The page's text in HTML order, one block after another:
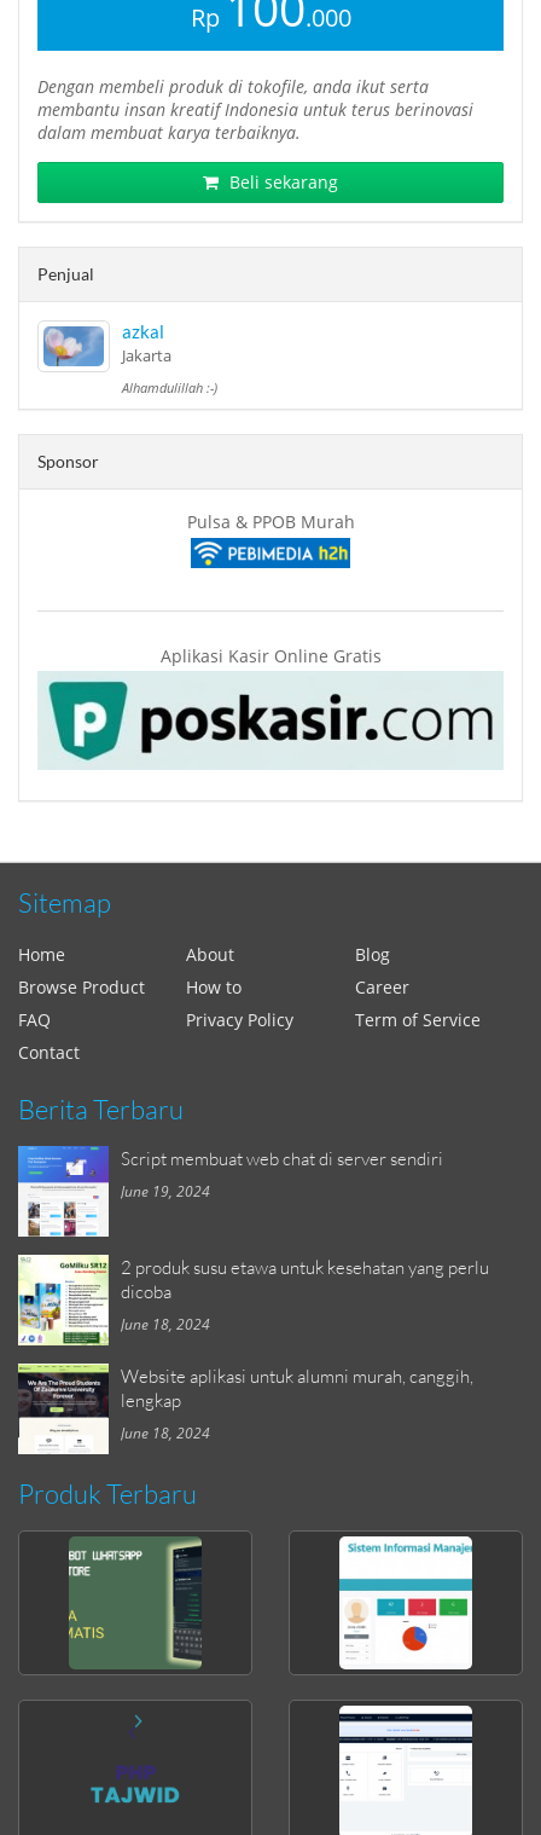
Rp .000
Dengan membeli produk di tokofile, anda ikut serta
membantu insan kreatif Indonesia untuk terus berinovasi
dalam membuat karya terbaiknya.
Beli sekarang
Penjual
azkal
Jakarta
Alhamdulillah :-)
Sponsor
Pulsa & PPOB Murah
Aplikasi Kasir Online Gratis
Sitemap
Home About
Blog
Browse Product
How to
Career
FAQ
Privacy Policy
Term of Service
Contact
Berita Terbaru
Script membuat web chat di server sendiri
June 19, 2024
2 produk susu etawa untuk kesehatan yang perlu
dicoba
June 18, 2024
Website aplikasi untuk alumni murah, canggih,
lengkap
June 18, 2024
Produk Terbaru